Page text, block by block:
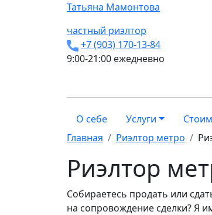
Татьяна Мамонтова
частный риэлтор
+7 (903) 170-13-84
9:00-21:00 ежедневно
О себе Услуги
Главная
Риэлтор метро
Риэлтор
Собираетесь продать или
на сопровождение сделки? Я